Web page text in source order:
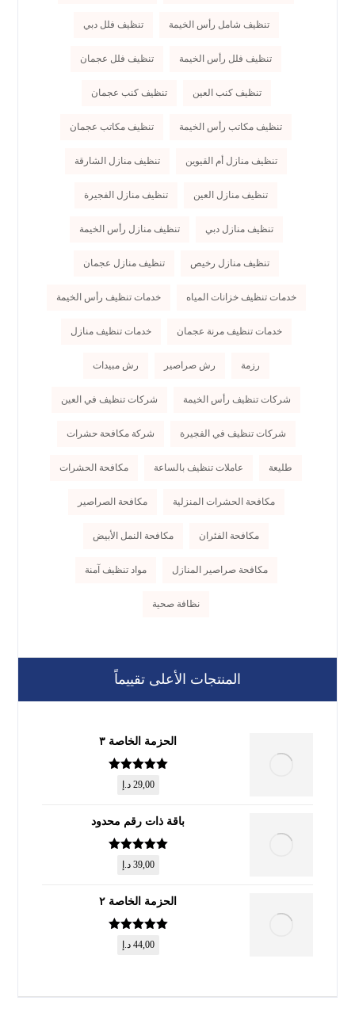
تنظيف شامل رأس الخيمة تنظيف فلل دبي
تنظيف فلل رأس الخيمة تنظيف فلل عجمان
تنظيف كنب العين تنظيف كنب عجمان
تنظيف مكاتب رأس الخيمة تنظيف مكاتب عجمان
تنظيف منازل أم القيوين تنظيف منازل الشارقة
تنظيف منازل العين تنظيف منازل الفجيرة
تنظيف منازل دبي تنظيف منازل رأس الخيمة
تنظيف منازل رخيص تنظيف منازل عجمان
خدمات تنظيف خزانات المياه خدمات تنظيف رأس الخيمة
خدمات تنظيف مرنة عجمان خدمات تنظيف منازل
رزمة رش صراصير رش مبيدات
شركات تنظيف رأس الخيمة شركات تنظيف في العين
شركات تنظيف في الفجيرة شركة مكافحة حشرات
طليعة عاملات تنظيف بالساعة مكافحة الحشرات
مكافحة الحشرات المنزلية مكافحة الصراصير
مكافحة الفئران مكافحة النمل الأبيض
مكافحة صراصير المنازل مواد تنظيف آمنة
نظافة صحية
المنتجات الأعلى تقييماً
الحزمة الخاصة ٣
تم التقييم
من 5
29,00 د.إ
باقة ذات رقم محدود
تم التقييم
من 5
39,00 د.إ
الحزمة الخاصة ٢
تم التقييم
من 5
44,00 د.إ